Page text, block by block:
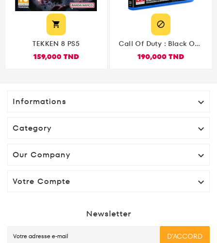

TEKKEN 8 PS5
159,000 TND

Call Of Duty : Black Ops
6 PS5
190,000 TND
Informations 
Category 
Our Company 
Votre Compte 
Newsletter
D'ACCORD